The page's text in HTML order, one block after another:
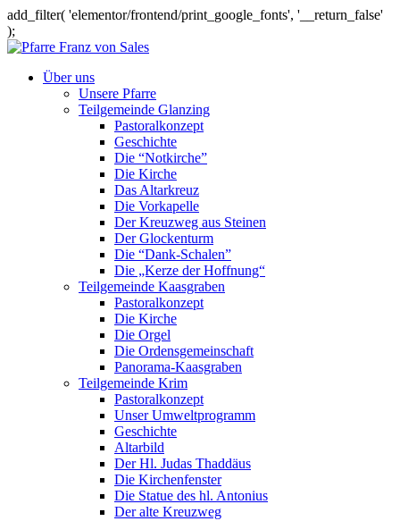
add_filter( 'elementor/frontend/print_google_fonts', '__return_false'
);
Über uns
Unsere Pfarre
Teilgemeinde Glanzing
Pastoralkonzept
Geschichte
Die “Notkirche”
Die Kirche
Das Altarkreuz
Die Vorkapelle
Der Kreuzweg aus Steinen
Der Glockenturm
Die “Dank-Schalen”
Die „Kerze der Hoffnung“
Teilgemeinde Kaasgraben
Pastoralkonzept
Die Kirche
Die Orgel
Die Ordensgemeinschaft
Panorama-Kaasgraben
Teilgemeinde Krim
Pastoralkonzept
Unser Umweltprogramm
Geschichte
Altarbild
Der Hl. Judas Thaddäus
Die Kirchenfenster
Die Statue des hl. Antonius
Der alte Kreuzweg